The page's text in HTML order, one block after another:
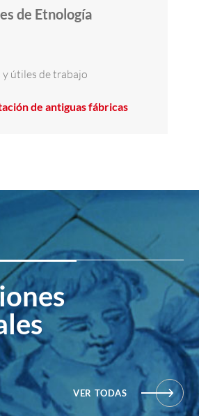
de Etnología
y útiles de trabajo
de antiguas fábricas
VER TODAS